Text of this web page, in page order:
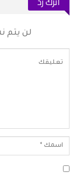
لن يتم